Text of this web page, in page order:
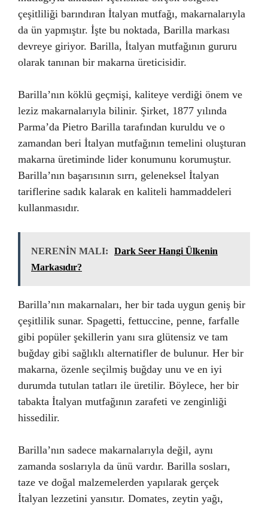
çeşitliliği barındıran İtalyan mutfağı, makarnalarıyla
da ün yapmıştır. İşte bu noktada, Barilla markası
devreye giriyor. Barilla, İtalyan mutfağının gururu
olarak tanınan bir makarna üreticisidir.
Barilla’nın köklü geçmişi, kaliteye verdiği önem ve
leziz makarnalarıyla bilinir. Şirket, 1877 yılında
Parma’da Pietro Barilla tarafından kuruldu ve o
zamandan beri İtalyan mutfağının temelini oluşturan
makarna üretiminde lider konumunu korumuştur.
Barilla’nın başarısının sırrı, geleneksel İtalyan
tariflerine sadık kalarak en kaliteli hammaddeleri
kullanmasıdır.
NERENİN MALI:
Dark Seer Hangi Ülkenin
Markasıdır?
Barilla’nın makarnaları, her bir tada uygun geniş bir
çeşitlilik sunar. Spagetti, fettuccine, penne, farfalle
gibi popüler şekillerin yanı sıra glütensiz ve tam
buğday gibi sağlıklı alternatifler de bulunur. Her bir
makarna, özenle seçilmiş buğday unu ve en iyi
durumda tutulan tatları ile üretilir. Böylece, her bir
tabakta İtalyan mutfağının zarafeti ve zenginliği
hissedilir.
Barilla’nın sadece makarnalarıyla değil, aynı
zamanda soslarıyla da ünü vardır. Barilla sosları,
taze ve doğal malzemelerden yapılarak gerçek
İtalyan lezzetini yansıtır. Domates, zeytin yağı,